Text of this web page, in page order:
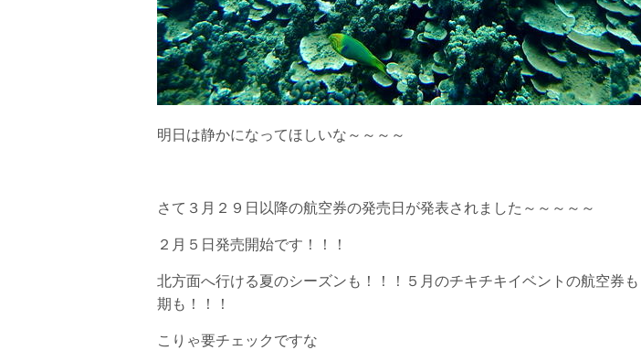
明日は静かになってほしいな～～～～
さて３月２９日以降の航空券の発売日が発表されました～～～～～
２月５日発売開始です！！！
北方面へ行ける夏のシーズンも！！！５月のチキチキイベントの航空券
期も！！！
こりゃ要チェックですな